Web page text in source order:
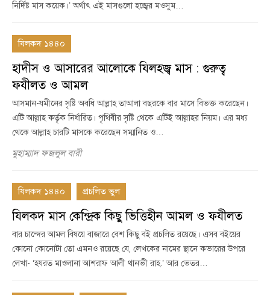
নির্দিষ্ট মাস কয়েক।’ অর্থাৎ এই মাসগুলো হজ্বের মওসুম…
যিলকদ ১৪৪০
হাদীস ও আসারের আলোকে যিলহজ্ব মাস : গুরুত্ব
ফযীলত ও আমল
আসমান-যমীনের সৃষ্টি অবধি আল্লাহ তাআলা বছরকে বার মাসে বিভক্ত করেছেন।
এটি আল্লাহ কর্তৃক নির্ধারিত। পৃথিবীর সৃষ্টি থেকে এটিই আল্লাহর নিয়ম। এর মধ্য
থেকে আল্লাহ চারটি মাসকে করেছেন সম্মানিত ও…
মুহাম্মাদ ফজলুল বারী
যিলকদ ১৪৪০ প্রচলিত ভুল
যিলকদ মাস কেন্দ্রিক কিছু ভিত্তিহীন আমল ও ফযীলত
বার চান্দের আমল বিষয়ে বাজারে বেশ কিছু বই প্রচলিত রয়েছে। এসব বইয়ের
কোনো কোনোটা তো এমনও রয়েছে যে, লেখকের নামের স্থানে কভারের উপরে
লেখা- ‘হযরত মাওলানা আশরাফ আলী থানভী রাহ.’ আর ভেতর…